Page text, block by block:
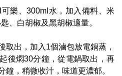
樂、300ml水，加入備料、米
、白胡椒及黑胡椒適量。
取出，加入1個滷包放電鍋蒸，
後燜30分鐘，從電鍋取出，再
鐘，稍微收汁，味道更濃郁。